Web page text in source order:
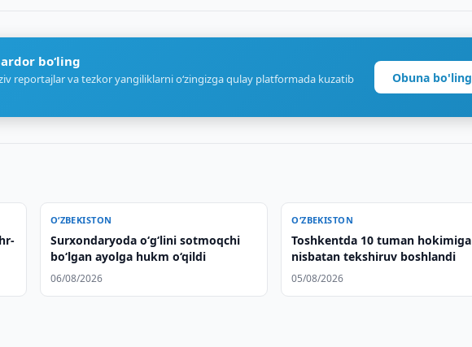
bo‘ling
reportajlar va tezkor yangiliklarni o‘zingizga qulay platformada kuzatib
Obuna bo'ling
O‘ZBEKISTON
Surxondaryoda o‘g‘lini sotmoqchi
bo‘lgan ayolga hukm o‘qildi
06/08/2026
O‘ZBEKISTON
Toshkentda 10 tuman hokimiga
nisbatan tekshiruv boshlandi
05/08/2026